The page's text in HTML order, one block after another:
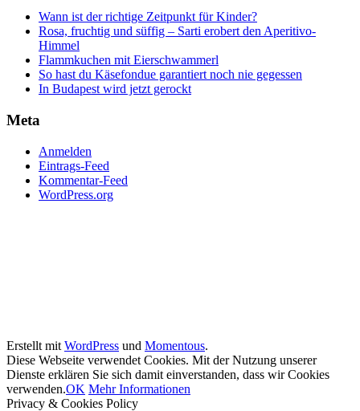
Wann ist der richtige Zeitpunkt für Kinder?
Rosa, fruchtig und süffig – Sarti erobert den Aperitivo-
Himmel
Flammkuchen mit Eierschwammerl
So hast du Käsefondue garantiert noch nie gegessen
In Budapest wird jetzt gerockt
Meta
Anmelden
Eintrags-Feed
Kommentar-Feed
WordPress.org
Erstellt mit WordPress und Momentous.
Diese Webseite verwendet Cookies. Mit der Nutzung unserer
Dienste erklären Sie sich damit einverstanden, dass wir Cookies
verwenden.OK Mehr Informationen
Privacy & Cookies Policy